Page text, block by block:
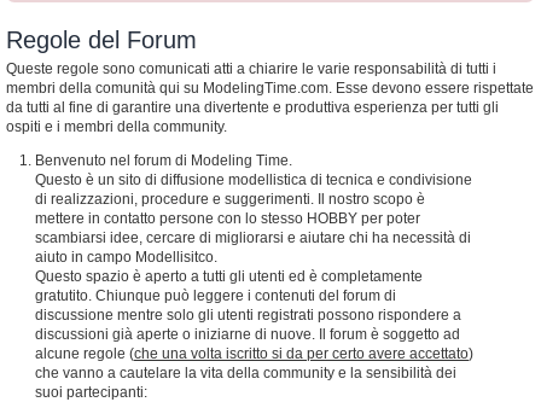
Regole del Forum
Queste regole sono comunicati atti a chiarire le varie responsabilità di tutti i
membri della comunità qui su ModelingTime.com. Esse devono essere rispettate
da tutti al fine di garantire una divertente e produttiva esperienza per tutti gli
ospiti e i membri della community.
Benvenuto nel forum di Modeling Time.
Questo è un sito di diffusione modellistica di tecnica e condivisione
di realizzazioni, procedure e suggerimenti. Il nostro scopo è
mettere in contatto persone con lo stesso HOBBY per poter
scambiarsi idee, cercare di migliorarsi e aiutare chi ha necessità di
aiuto in campo Modellisitco.
Questo spazio è aperto a tutti gli utenti ed è completamente
gratutito. Chiunque può leggere i contenuti del forum di
discussione mentre solo gli utenti registrati possono rispondere a
discussioni già aperte o iniziarne di nuove. Il forum è soggetto ad
alcune regole (che una volta iscritto si da per certo avere accettato)
che vanno a cautelare la vita della community e la sensibilità dei
suoi partecipanti: